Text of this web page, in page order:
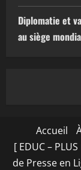
Diplomatie et
au siège
Accueil
[ EDUC –
de Presse en